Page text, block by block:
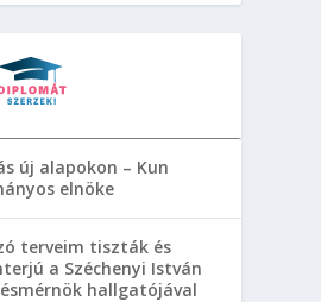
új alapokon – Kun
elnöke
terveim tiszták és
a Széchenyi István
hallgatójával